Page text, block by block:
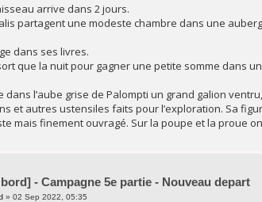
arrive dans 2 jours.
partagent une modeste chambre dans une
dans ses livres.
que la nuit pour gagner une petite somme dans
dans l’aube grise de Palompti un grand galion
et autres ustensiles faits pour l’exploration. Sa
mais finement ouvragé. Sur la poupe et la proue
- Campagne 5e partie - Nouveau depart
» 02 Sep 2022, 05:35